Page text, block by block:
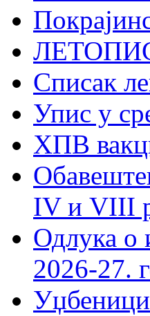
Списак
Упис у
ХПВ
IV и VIII
Одлука о
2026-27.